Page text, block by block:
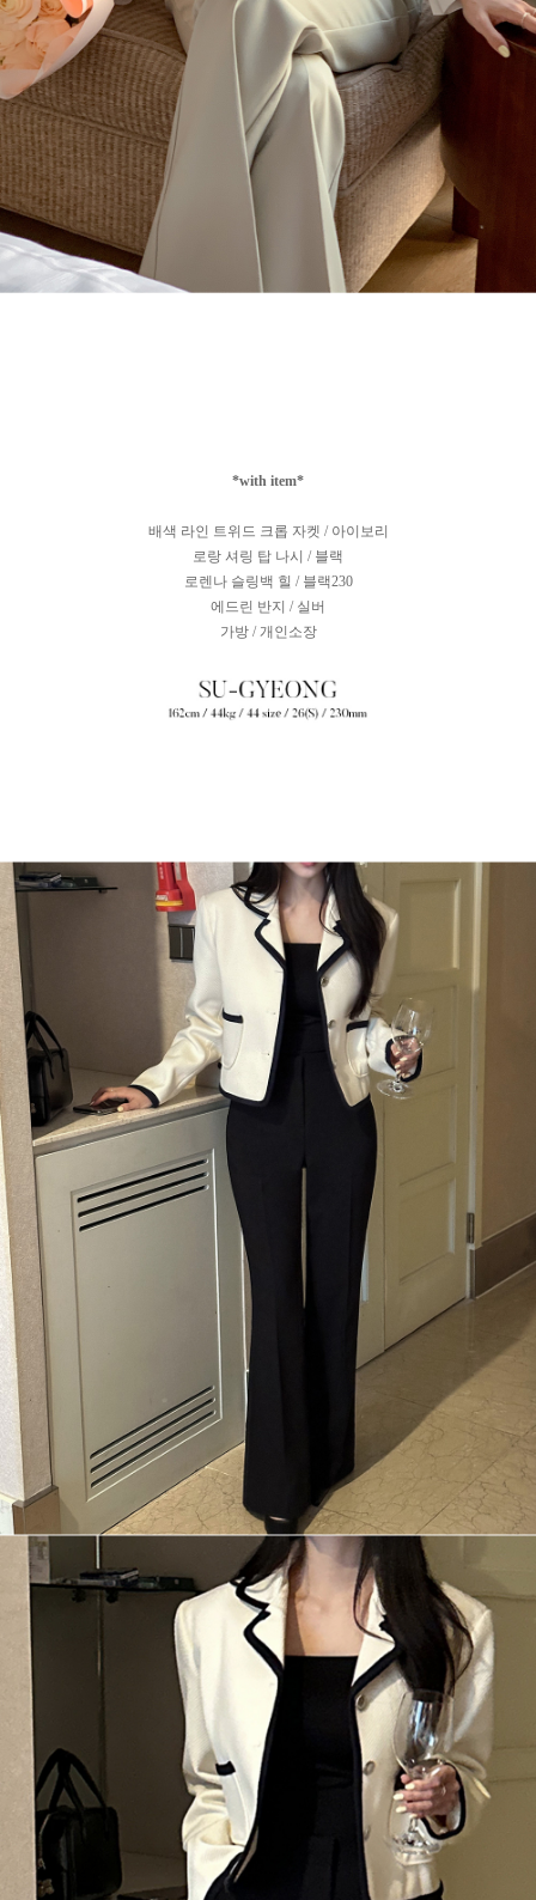
*with item*
배색 라인 트위드 크롭 자켓 / 아이보리
로랑 셔링 탑 나시 / 블랙
로렌나 슬링백 힐 / 블랙230
에드린 반지 / 실버
가방 / 개인소장